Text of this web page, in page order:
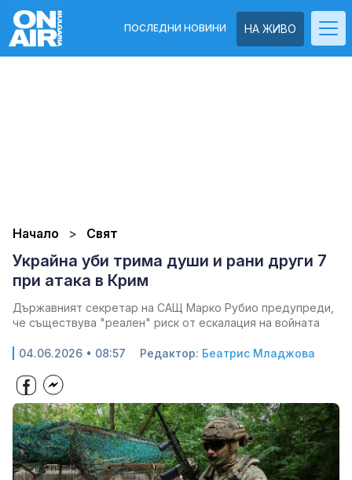
НА ЖИВО
ПОСЛЕДНИ НОВИНИ
Начало Свят
Украйна уби трима души и рани други 7
при атака в Крим
Държавният секретар на САЩ Марко Рубио предупреди,
че съществува "реален" риск от ескалация на войната
04.06.2026 • 08:57 Редактор: Беатрис Младжова